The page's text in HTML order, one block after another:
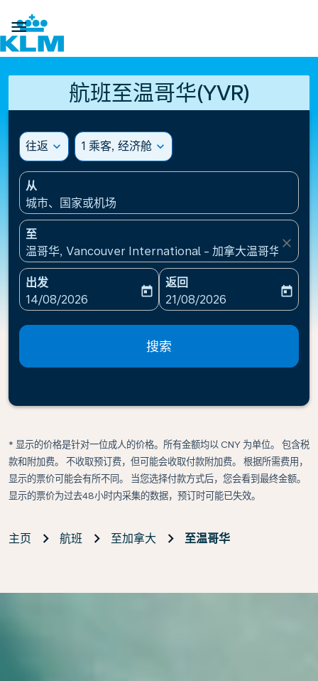

航班至温哥华(YVR)
往返 expand_more 1 乘客, 经济舱 expand_more
从
城市、国家或机场
至
温哥华, Vancouver International - 加拿大温哥华国际机
close
出发
fc-booking-departure-date-aria-label
14/08/2026
today
返回
fc-booking-return-date-
21/08/2026
today
搜索
* 显示的价格是针对一位成人的价格。所有金额均以 CNY 为单位。 包含税
款和附加费。 不收取预订费，但可能会收取付款附加费。 根据所需费用，
显示的票价可能会有所不同。 当您选择付款方式后，您会看到最终金额。
显示的票价为过去48小时内采集的数据，预订时可能已失效。
主页 航班 至加拿大 至温哥华